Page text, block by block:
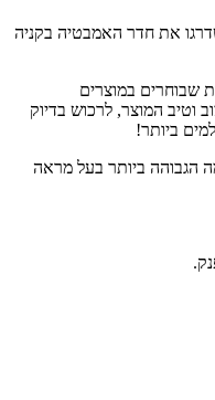
ג'קוזי פינתי דגם 529. שדרגו את חדר האמבטיה בקניה
שבוחרים במוצרים
וטיב המוצר, לרכוש בדיוק
ביותר!
הגבוהה ביותר בעל מראה